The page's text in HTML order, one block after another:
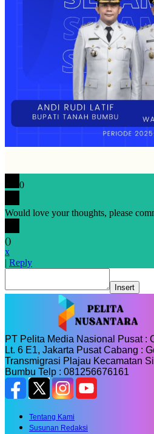
0
Would love your thoughts, please
()
x
| Reply
Insert
PT Pelita Media Nasional Pusat :
Lt. 6 E1, Jakarta Pusat Cabang :
Transmigrasi Plajau Kecamatan
Bumbu Telp : 081256676161
Tentang Kami
Susunan Redaksi